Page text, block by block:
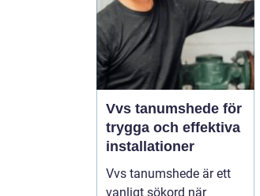
Vvs tanumshede för
trygga och effektiva
installationer
Vvs tanumshede är ett
vanligt sökord när